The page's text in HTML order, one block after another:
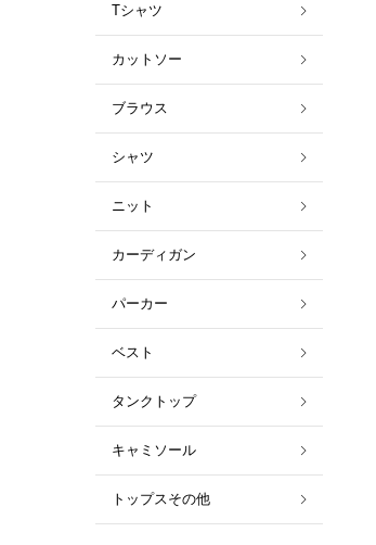
Tシャツ
カットソー
ブラウス
シャツ
ニット
カーディガン
パーカー
ベスト
タンクトップ
キャミソール
トップスその他